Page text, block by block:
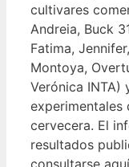
cultivares
Andreia, Buck
Fatima,
Montoya,
Verónica INTA)
experimentales
cervecera. El
resultados
consultarse